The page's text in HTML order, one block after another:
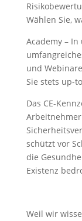
Wählen Sie,
Academy –
und
Sie stets up-
Das CE-
schützt vor
die
Existenz
Weil wir